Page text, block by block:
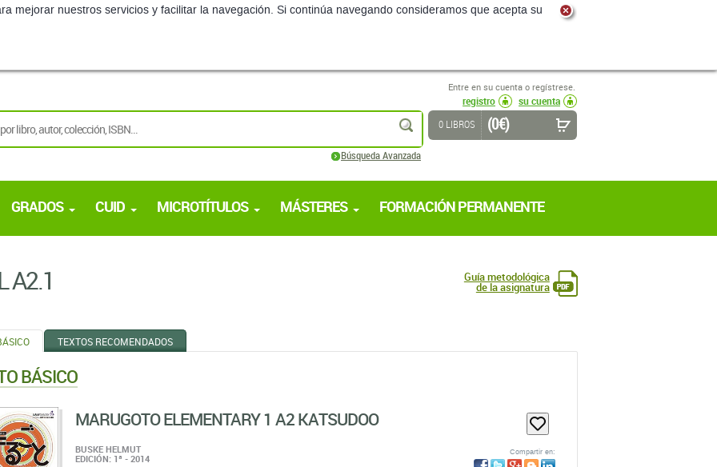
mejorar nuestros servicios y facilitar la navegación. Si continúa navegando consideramos que acepta su
Entre en su cuenta o regístrese.
registro
su cuenta
buscar
Búsqueda Avanzada
0 LIBROS (0 €)
GRADOS CUID MICROTÍTULOS MÁSTERES FORMACIÓN PERMANENTE
A2.1 Guía metodológica
de la asignatura
TEXTOS RECOMENDADOS
BÁSICO
MARUGOTO ELEMENTARY 1 A2 KATSUDOO
BUSKE HELMUT
EDICIÓN: 1ª - 2014
Compartir en: